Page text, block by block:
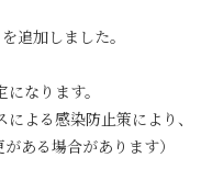
追加しました。
になります。
よる感染防止策により、
ある場合があります）